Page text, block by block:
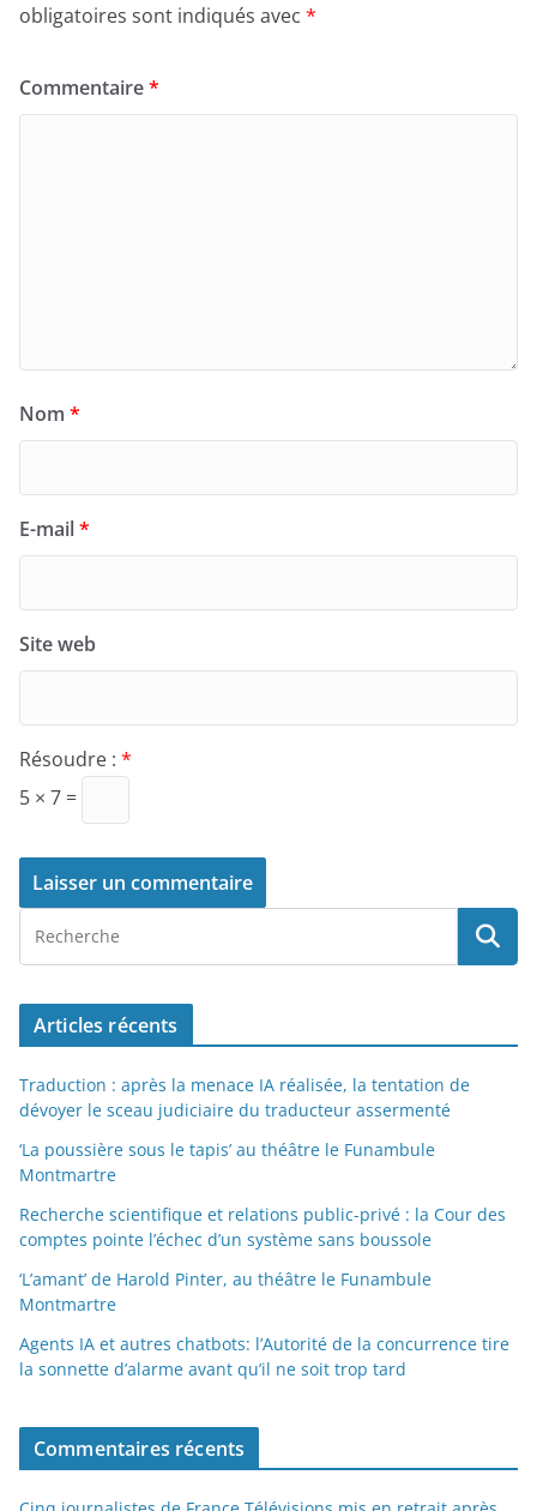
obligatoires sont indiqués avec *
Commentaire*
Nom *
E-mail*
Site web
Résoudre : *
5 × 7 =
Articles récents
Traduction : après la menace IA réalisée, la tentation de
dévoyer le sceau judiciaire du traducteur assermenté
‘La poussière sous le tapis’ au théâtre le Funambule
Montmartre
Recherche scientifique et relations public-privé : la Cour des
comptes pointe l’échec d’un système sans boussole
‘L’amant’ de Harold Pinter, au théâtre le Funambule
Montmartre
Agents IA et autres chatbots: l’Autorité de la concurrence tire
la sonnette d’alarme avant qu’il ne soit trop tard
Commentaires récents